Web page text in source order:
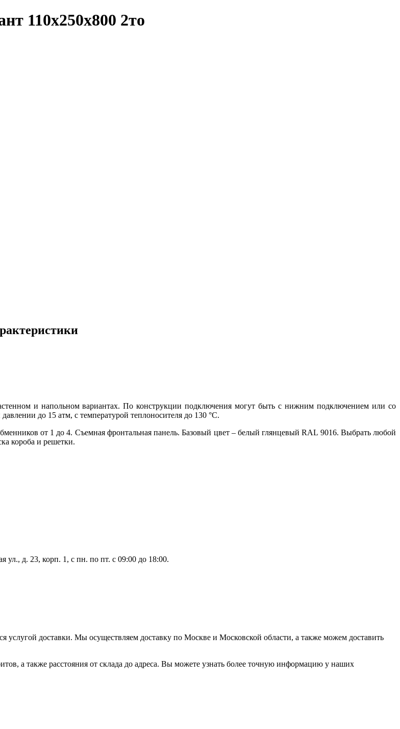
110x250x800 2то
и напольном вариантах. По конструкции подключения могут быть с нижним подключением или со
до 15 атм, с температурой теплоносителя до 130 °С.
от 1 до 4. Съемная фронтальная панель. Базовый цвет – белый глянцевый RAL 9016. Выбрать любой
короба и решетки.
д. 23, корп. 1, с пн. по пт. с 09:00 до 18:00.
услугой доставки. Мы осуществляем доставку по Москве и Московской области, а также можем доставить
а также расстояния от склада до адреса. Вы можете узнать более точную информацию у наших